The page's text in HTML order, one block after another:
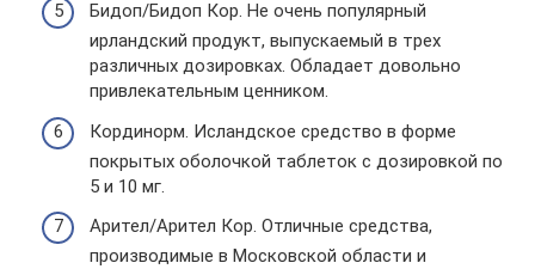
Бидоп/Бидоп Кор. Не очень популярный
ирландский продукт, выпускаемый в трех
различных дозировках. Обладает довольно
привлекательным ценником.
Кординорм. Исландское средство в форме
покрытых оболочкой таблеток с дозировкой по
5 и 10 мг.
Арител/Арител Кор. Отличные средства,
производимые в Московской области и